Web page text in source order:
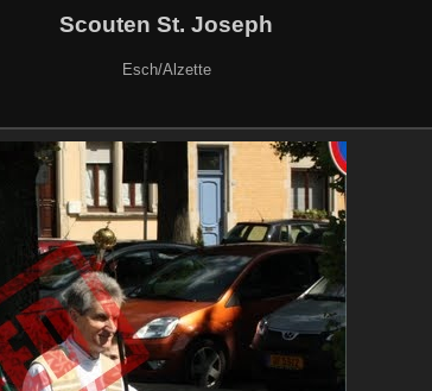
Scouten St. Joseph
Esch/Alzette